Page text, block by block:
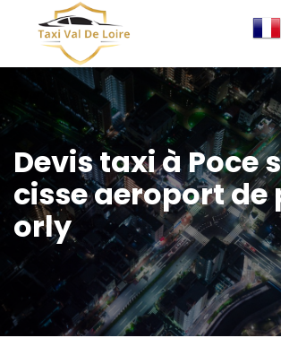
Devis taxi à Poce
cisse aeroport de
orly